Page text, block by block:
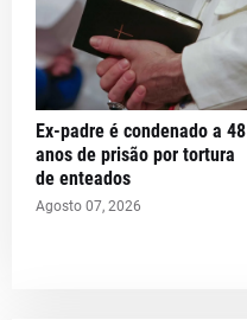
Ex-padre é condenado a 48
anos de prisão por tortura
de enteados
Agosto 07, 2026